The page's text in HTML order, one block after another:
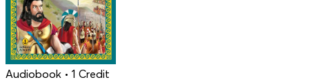
Audiobook • 1 Credit